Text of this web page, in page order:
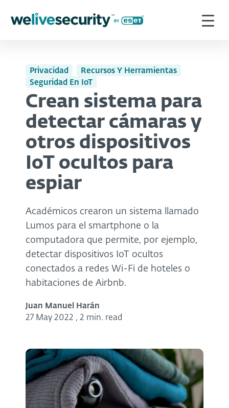
Privacidad
Recursos Y Herramientas
Seguridad En IoT
Crean sistema para
detectar cámaras y
otros dispositivos
IoT ocultos para
espiar
Académicos crearon un sistema llamado
Lumos para el smartphone o la
computadora que permite, por ejemplo,
detectar dispositivos IoT ocultos
conectados a redes Wi-Fi de hoteles o
habitaciones de Airbnb.
Juan Manuel Harán
27 May 2022 , 2 min. read